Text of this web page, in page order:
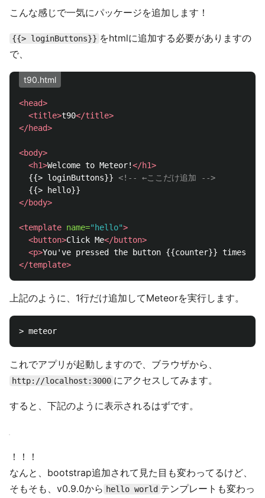
こんな感じで一気にパッケージを追加します！
{{> loginButtons}} をhtmlに追加する必要がありますの
で、
t90.html
<head>
<title>t90</title>
</head>
<body>
<h1>Welcome to Meteor!</h1>
  {{> loginButtons}}
<!-- ←ここだけ追加 -->
</body>
<template name="hello">
<button>Click Me</button>
<p>You've pressed the button {{counter}} times.
</template>
上記のように、1行だけ追加してMeteorを実行します。
これでアプリが起動しますので、ブラウザから、
http://localhost:3000 にアクセスしてみます。
すると、下記のように表示されるはずです。
！！！
なんと、bootstrap追加されて見た目も変わってるけど、
そもそも、v0.9.0から hello world テンプレートも変わっ